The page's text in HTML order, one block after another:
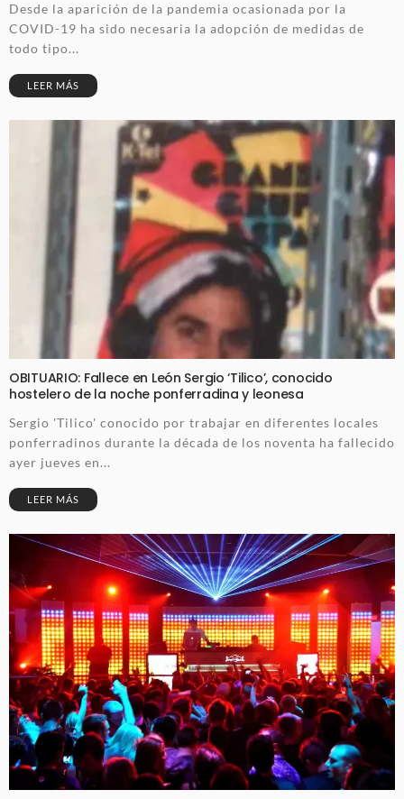
Desde la aparición de la pandemia ocasionada por la
COVID-19 ha sido necesaria la adopción de medidas de
todo tipo...
LEER MÁS
OBITUARIO: Fallece en León Sergio ‘Tilico’, conocido
hostelero de la noche ponferradina y leonesa
Sergio 'Tilico' conocido por trabajar en diferentes locales
ponferradinos durante la década de los noventa ha fallecido
ayer jueves en...
LEER MÁS